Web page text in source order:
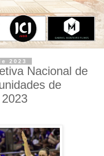
2023
Nacional de
de